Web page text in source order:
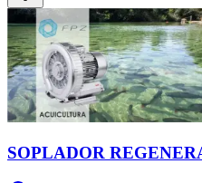
SOPLADOR